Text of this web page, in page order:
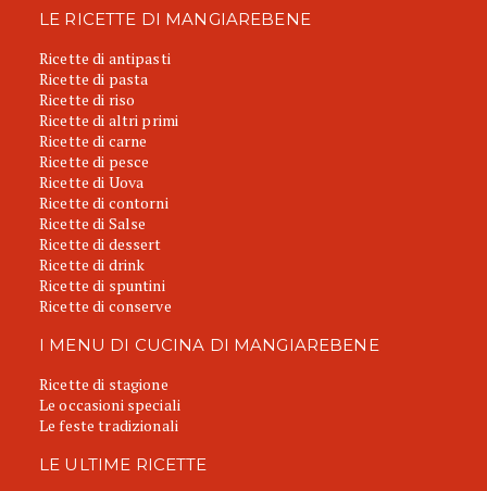
LE RICETTE DI MANGIAREBENE
Ricette di antipasti
Ricette di pasta
Ricette di riso
Ricette di altri primi
Ricette di carne
Ricette di pesce
Ricette di Uova
Ricette di contorni
Ricette di Salse
Ricette di dessert
Ricette di drink
Ricette di spuntini
Ricette di conserve
I MENU DI CUCINA DI MANGIAREBENE
Ricette di stagione
Le occasioni speciali
Le feste tradizionali
LE ULTIME RICETTE